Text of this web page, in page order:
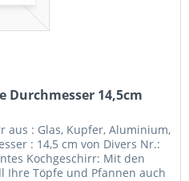
14,5cm
aus : Glas, Kupfer, Aluminium,
: 14,5 cm von Divers Nr.:
Kochgeschirr: Mit den
Ihre Töpfe und Pfannen auch